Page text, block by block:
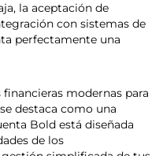
la aceptación de
con sistemas de
perfectamente una
modernas para
se destaca como una
Bold está diseñada
de los